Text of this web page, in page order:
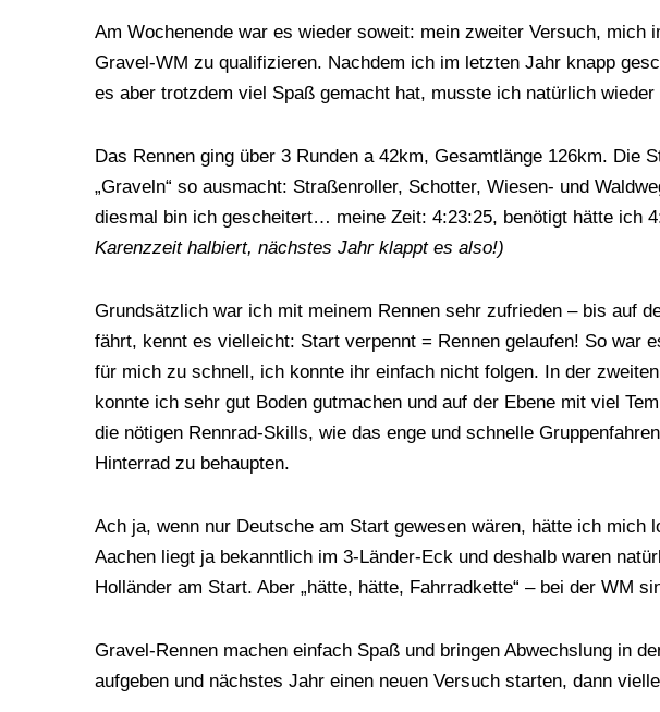
Am Wochenende war es wieder soweit: mein zweiter Versuch, mich
Gravel-WM zu qualifizieren. Nachdem ich im letzten Jahr knapp
es aber trotzdem viel Spaß gemacht hat, musste ich natürlich wieder
Das Rennen ging über 3 Runden a 42km, Gesamtlänge 126km. Die
„Graveln“ so ausmacht: Straßenroller, Schotter, Wiesen- und
diesmal bin ich gescheitert… meine Zeit: 4:23:25, benötigt hätte ich
Karenzzeit halbiert, nächstes Jahr klappt es also!)
Grundsätzlich war ich mit meinem Rennen sehr zufrieden – bis auf
fährt, kennt es vielleicht: Start verpennt = Rennen gelaufen! So war
für mich zu schnell, ich konnte ihr einfach nicht folgen. In der
konnte ich sehr gut Boden gutmachen und auf der Ebene mit viel
die nötigen Rennrad-Skills, wie das enge und schnelle
Hinterrad zu behaupten.
Ach ja, wenn nur Deutsche am Start gewesen wären, hätte ich mich
Aachen liegt ja bekanntlich im 3-Länder-Eck und deshalb waren
Holländer am Start. Aber „hätte, hätte, Fahrradkette“ – bei der WM
Gravel-Rennen machen einfach Spaß und bringen Abwechslung in
aufgeben und nächstes Jahr einen neuen Versuch starten, dann